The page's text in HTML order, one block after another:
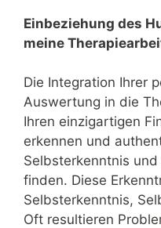
Einbeziehung des
meine
Die Integration Ihrer
Auswertung in die
Ihren einzigartigen
erkennen und
Selbsterkenntnis
finden. Diese
Selbsterkenntnis,
Oft resultieren